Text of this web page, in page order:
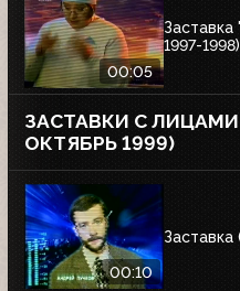
00:05
1997-
ЗАСТАВКИ С
ОКТЯБРЬ 1999)
00:10